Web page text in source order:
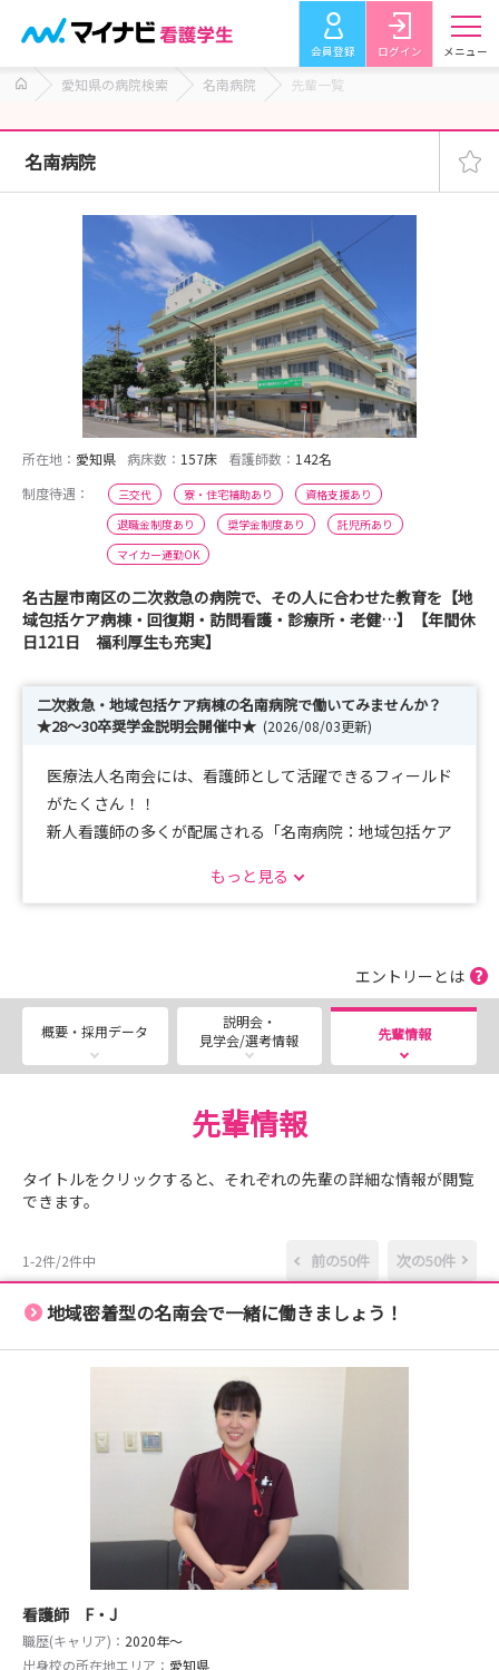
会員登録 ログイン メニュー
愛知県の病院検索 名南病院 先輩一覧
名南病院
所在地： 愛知県 病床数： 157床 看護師数： 142名
制度待遇：
三交代 寮・住宅補助あり
資格支援あり
退職金制度あり
奨学金制度あり
託児所あり
マイカー通勤OK
名古屋市南区の二次救急の病院で、その人に合わせた教育を【地
域包括ケア病棟・回復期・訪問看護・診療所・老健…】【年間休
日121日 福利厚生も充実】
二次救急・地域包括ケア病棟の名南病院で働いてみませんか？
★28～30卒奨学金説明会開催中★ (2026/08/03更新)
医療法人名南会には、看護師として活躍できるフィールド
がたくさん！！
新人看護師の多くが配属される「名南病院：地域包括ケア
もう一つの配属先候補として「名南ふれあい病院：回復期
診療所・訪問看護・介護医療院など、法人内でさまざまな
キャリアを築くことが可能です。
※新卒で「回復期リハビリテーション病棟」への配属を
ーーーーーーーーーーーーーーーーーーーーーーーーーー
ーーーーーーーーーーーーーーーーーーーー
★★奨学金制度について★★
名南会では、奨学生も積極的に募集しています！
返済免除型の奨学金制度に加え、企画や交流会への参加を
通して学びを深めることができます。
2028～2030年卒の皆さん、ぜひ一度説明会へお越しくだ
もっと見る
エントリーとは
概要・採用データ
説明会・
見学会/選考情報
先輩情報
先輩情報
タイトルをクリックすると、それぞれの先輩の詳細な情報が閲覧
できます。
1-2件/2件中 前の50件 次の50件
地域密着型の名南会で一緒に働きましょう！
看護師 F・J
職歴(キャリア)： 2020年〜
出身校の所在地エリア： 愛知県